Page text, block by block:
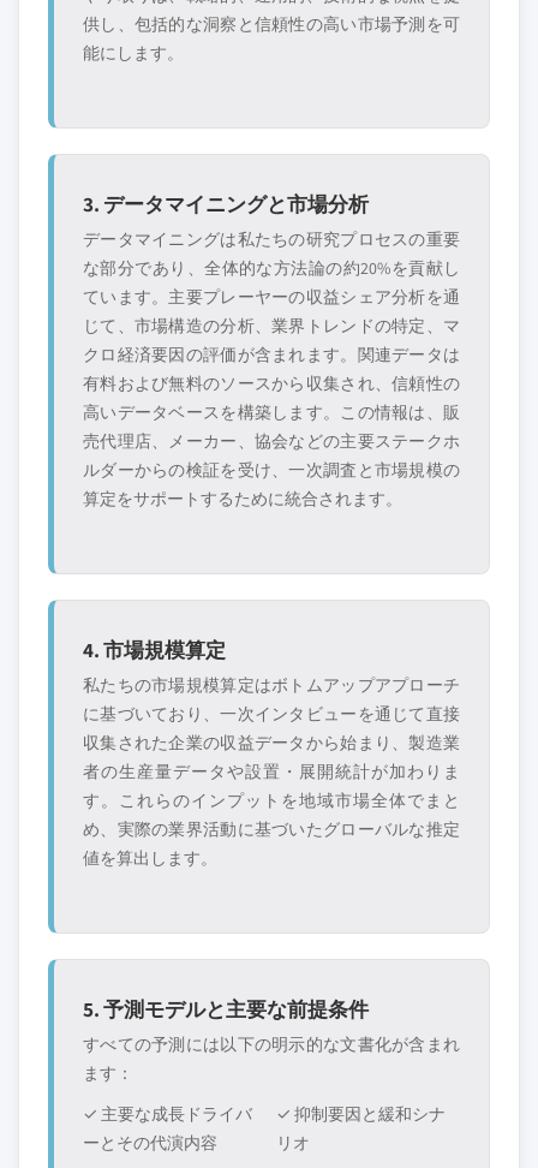
供し、包括的な洞察と信頼性の高い市場予測を可
能にします。
3. データマイニングと市場分析
データマイニングは私たちの研究プロセスの重要
な部分であり、全体的な方法論の約20%を貢献し
ています。主要プレーヤーの収益シェア分析を通
じて、市場構造の分析、業界トレンドの特定、マ
クロ経済要因の評価が含まれます。関連データは
有料および無料のソースから収集され、信頼性の
高いデータベースを構築します。この情報は、販
売代理店、メーカー、協会などの主要ステークホ
ルダーからの検証を受け、一次調査と市場規模の
算定をサポートするために統合されます。
4. 市場規模算定
私たちの市場規模算定はボトムアップアプローチ
に基づいており、一次インタビューを通じて直接
収集された企業の収益データから始まり、製造業
者の生産量データや設置・展開統計が加わりま
す。これらのインプットを地域市場全体でまと
め、実際の業界活動に基づいたグローバルな推定
値を算出します。
5. 予測モデルと主要な前提条件
すべての予測には以下の明示的な文書化が含まれ
ます：
✓ 主要な成長ドライバ
ーとその代演内容
✓ 抑制要因と緩和シナ
リオ